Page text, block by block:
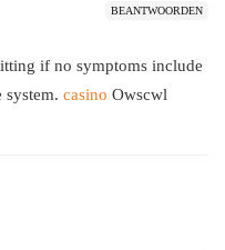
BEANTWOORDEN
if no symptoms include
casino Owscwl